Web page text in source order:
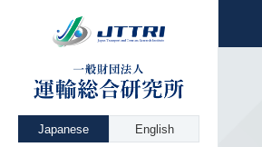
Japanese English